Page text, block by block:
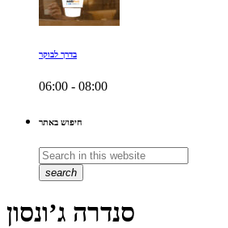
בדרך לבוקר
06:00 - 08:00
חיפוש באתר
search
סנדרה ג’ונסון